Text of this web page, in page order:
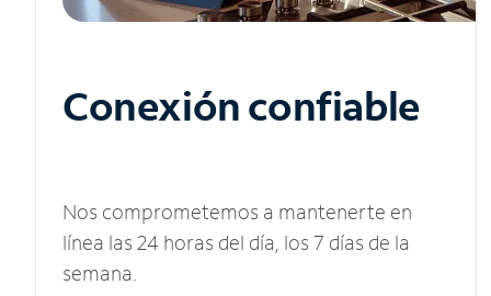
Conexión confiable
Nos comprometemos a mantenerte en
línea las 24 horas del día, los 7 días de la
semana.